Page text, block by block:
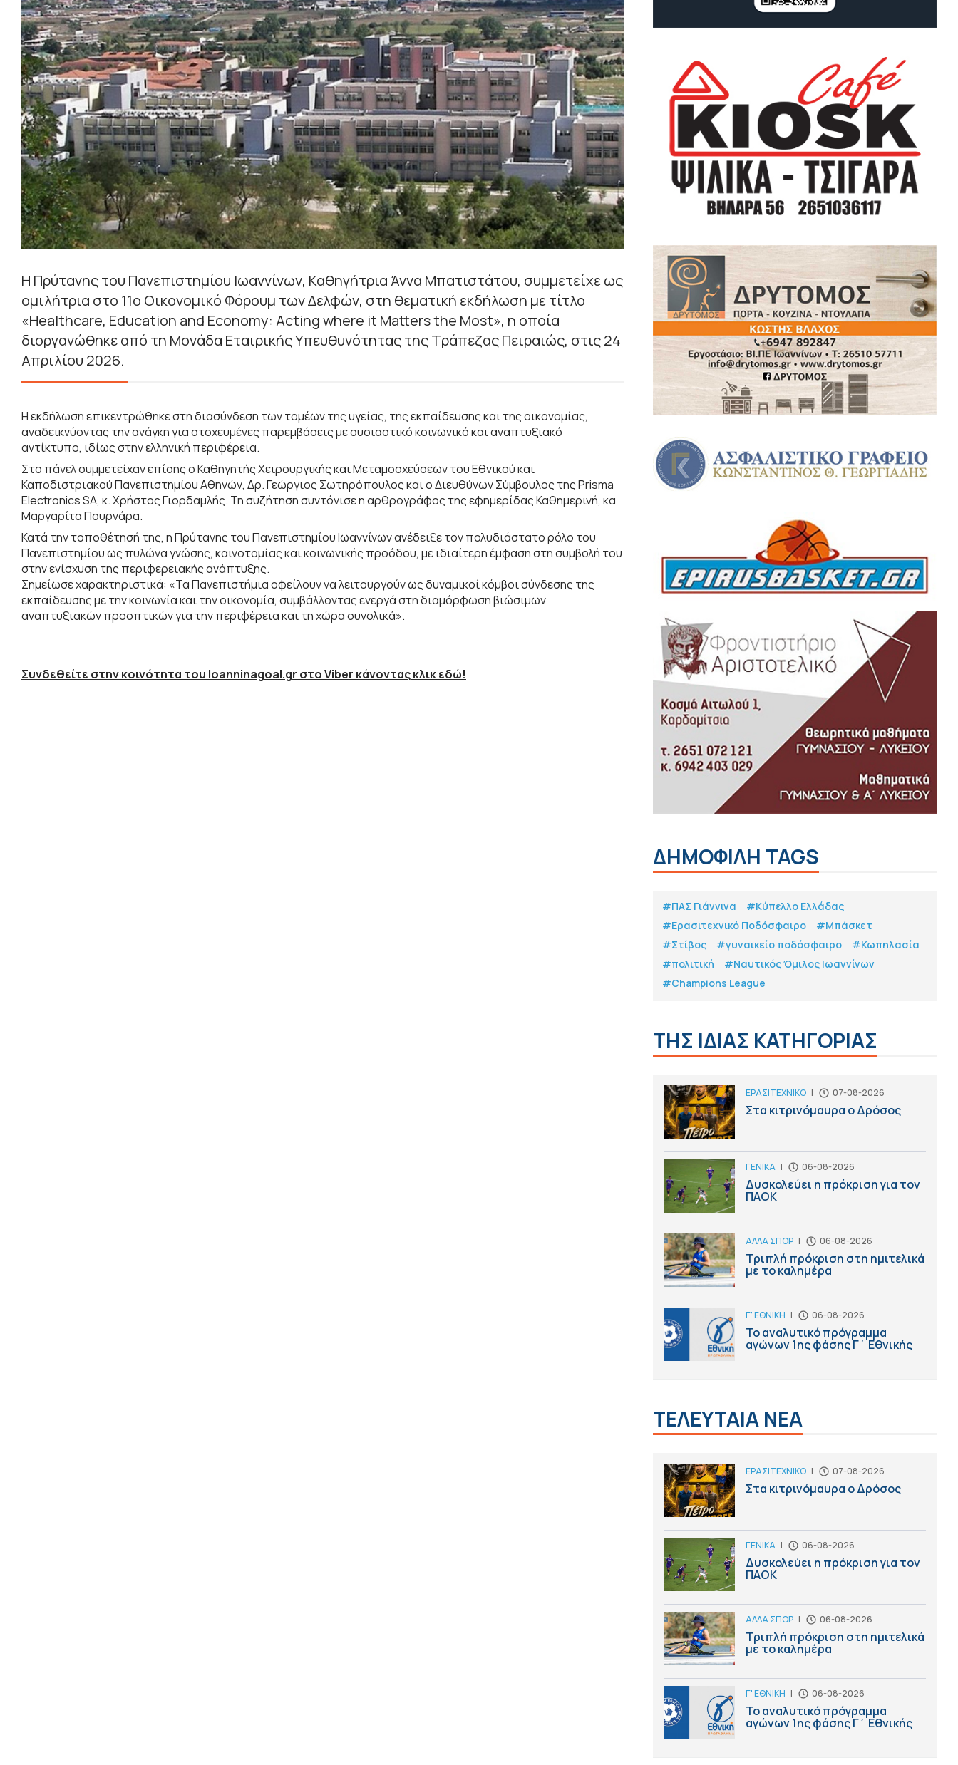
Η Πρύτανης του Πανεπιστημίου Ιωαννίνων, Καθηγήτρια Άννα Μπατιστάτου, συμμετείχε ως
ομιλήτρια στο 11ο Οικονομικό Φόρουμ των Δελφών, στη θεματική εκδήλωση με τίτλο
«Healthcare, Education and Economy: Acting where it Matters the Most», η οποία
διοργανώθηκε από τη Μονάδα Εταιρικής Υπευθυνότητας της Τράπεζας Πειραιώς, στις 24
Απριλίου 2026.
Η εκδήλωση επικεντρώθηκε στη διασύνδεση των τομέων της υγείας, της εκπαίδευσης και της οικονομίας,
αναδεικνύοντας την ανάγκη για στοχευμένες παρεμβάσεις με ουσιαστικό κοινωνικό και αναπτυξιακό
αντίκτυπο, ιδίως στην ελληνική περιφέρεια.
Στο πάνελ συμμετείχαν επίσης ο Καθηγητής Χειρουργικής και Μεταμοσχεύσεων του Εθνικού και
Καποδιστριακού Πανεπιστημίου Αθηνών, Δρ. Γεώργιος Σωτηρόπουλος και ο Διευθύνων Σύμβουλος της Prisma
Electronics SA, κ. Χρήστος Γιορδαμλής. Τη συζήτηση συντόνισε η αρθρογράφος της εφημερίδας Καθημερινή, κα
Μαργαρίτα Πουρνάρα.
Κατά την τοποθέτησή της, η Πρύτανης του Πανεπιστημίου Ιωαννίνων ανέδειξε τον πολυδιάστατο ρόλο του
Πανεπιστημίου ως πυλώνα γνώσης, καινοτομίας και κοινωνικής προόδου, με ιδιαίτερη έμφαση στη συμβολή του
στην ενίσχυση της περιφερειακής ανάπτυξης.
Σημείωσε χαρακτηριστικά: «Τα Πανεπιστήμια οφείλουν να λειτουργούν ως δυναμικοί κόμβοι σύνδεσης της
εκπαίδευσης με την κοινωνία και την οικονομία, συμβάλλοντας ενεργά στη διαμόρφωση βιώσιμων
αναπτυξιακών προοπτικών για την περιφέρεια και τη χώρα συνολικά».
Συνδεθείτε στην κοινότητα του Ioanninagoal.gr στο Viber κάνοντας κλικ εδώ!
ΔΗΜΟΦΙΛΗ TAGS
#ΠΑΣ Γιάννινα
#Κύπελλο Ελλάδας
#Eρασιτεχνικό Ποδόσφαιρο
#Μπάσκετ
#Στίβος
#γυναικείο ποδόσφαιρο
#Κωπηλασία
#πολιτική
#Ναυτικός Όμιλος Ιωαννίνων
#Champions League
ΤΗΣ ΙΔΙΑΣ ΚΑΤΗΓΟΡΙΑΣ
ΕΡΑΣΙΤΕΧΝΙΚΟ | 07-08-2026
Στα κιτρινόμαυρα ο Δρόσος
ΓΕΝΙΚΑ | 06-08-2026
Δυσκολεύει η πρόκριση για τον
ΠΑΟΚ
ΑΛΛΑ ΣΠΟΡ | 06-08-2026
Τριπλή πρόκριση στη ημιτελικά
με το καλημέρα
Γ' ΕΘΝΙΚΗ | 06-08-2026
Το αναλυτικό πρόγραμμα
αγώνων 1ης φάσης Γ΄ Εθνικής
ΤΕΛΕΥΤΑΙΑ ΝΕΑ
ΕΡΑΣΙΤΕΧΝΙΚΟ | 07-08-2026
Στα κιτρινόμαυρα ο Δρόσος
ΓΕΝΙΚΑ | 06-08-2026
Δυσκολεύει η πρόκριση για τον
ΠΑΟΚ
ΑΛΛΑ ΣΠΟΡ | 06-08-2026
Τριπλή πρόκριση στη ημιτελικά
με το καλημέρα
Γ' ΕΘΝΙΚΗ | 06-08-2026
Το αναλυτικό πρόγραμμα
αγώνων 1ης φάσης Γ΄ Εθνικής